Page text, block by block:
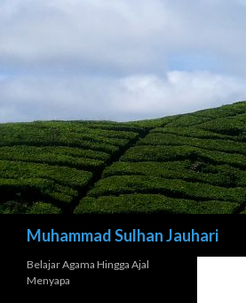
Muhammad Sulhan Jauhari
Belajar Agama Hingga Ajal
Menyapa